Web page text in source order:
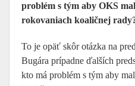
problém s tým aby OKS
rokovaniach koaličnej
To je opäť skôr otázka na
Bugára prípadne ďalších
kto má problém s tým aby